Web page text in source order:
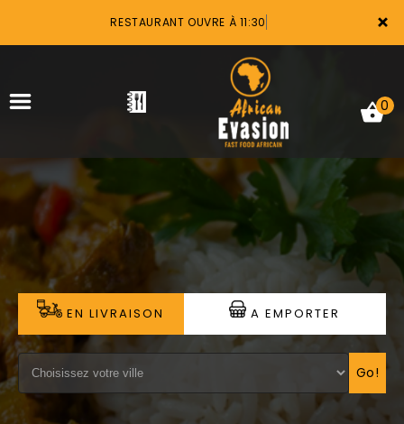
×
RESTAURANT OUVRE À 11:30
ACCUEIL
LA CARTE
VOTRE COMPTE
NOTRE RESTAURANT
VOS AVIS
MENTIONS LÉGALES
0
EN LIVRAISON A EMPORTER
Go!